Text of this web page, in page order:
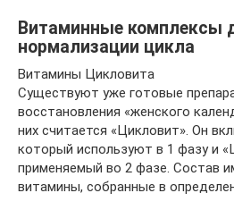
Витаминные комплексы
нормализации цикла
Витамины Цикловита
Существуют уже готовые
восстановления «женского
них считается «Цикловит». Он
который используют в 1 фазу и
применяемый во 2 фазе. Состав
витамины, собранные в